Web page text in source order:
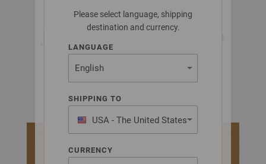
Please select language, shipping
destination and currency.
LANGUAGE
SHIPPING TO
USA - The United States
of America
CURRENCY
LANA GROSSA
JAKKE SUPERBINGO
FILATI CLASSICI Udgave 10 (DK) | Model 12